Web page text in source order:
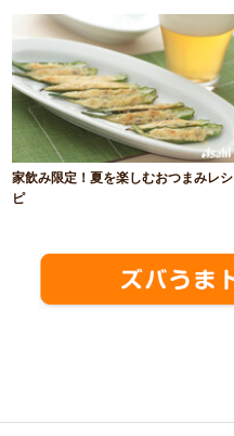
家飲み限定！夏を楽しむおつまみレシ
ピ